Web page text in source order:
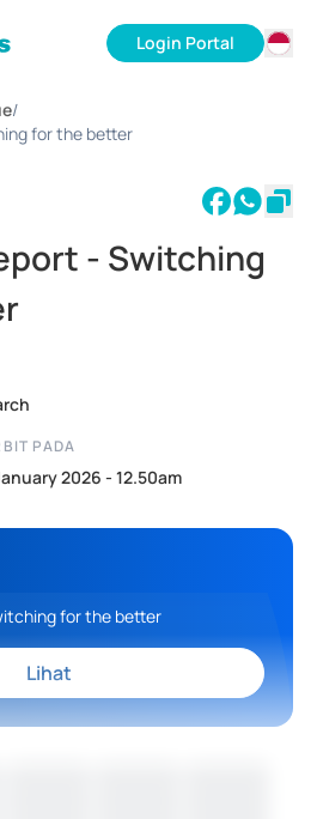
Login Portal
/
for the better
- Switching
PADA
2026 - 12.50am
for the better
Lihat